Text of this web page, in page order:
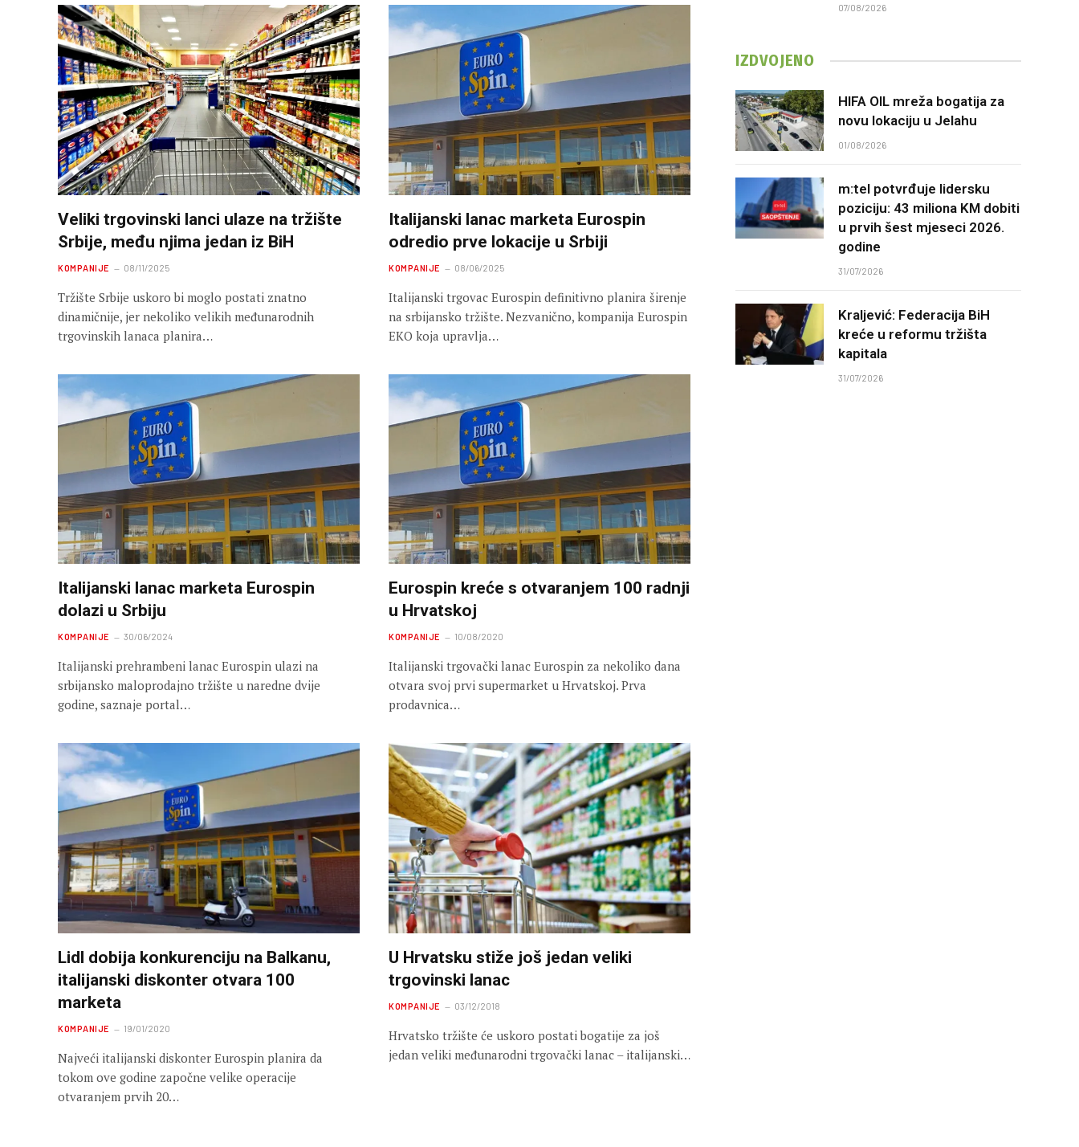
Veliki trgovinski lanci ulaze na tržište
Srbije, među njima jedan iz BiH
KOMPANIJE 08/11/2025
Tržište Srbije uskoro bi moglo postati znatno
dinamičnije, jer nekoliko velikih međunarodnih
trgovinskih lanaca planira…
Italijanski lanac marketa Eurospin
odredio prve lokacije u Srbiji
KOMPANIJE 08/06/2025
Italijanski trgovac Eurospin definitivno planira širenje
na srbijansko tržište. Nezvanično, kompanija Eurospin
EKO koja upravlja…
Italijanski lanac marketa Eurospin
dolazi u Srbiju
KOMPANIJE 30/06/2024
Italijanski prehrambeni lanac Eurospin ulazi na
srbijansko maloprodajno tržište u naredne dvije
godine, saznaje portal…
Eurospin kreće s otvaranjem 100 radnji
u Hrvatskoj
KOMPANIJE 10/08/2020
Italijanski trgovački lanac Eurospin za nekoliko dana
otvara svoj prvi supermarket u Hrvatskoj. Prva
prodavnica…
Lidl dobija konkurenciju na Balkanu,
italijanski diskonter otvara 100
marketa
KOMPANIJE 19/01/2020
Najveći italijanski diskonter Eurospin planira da
tokom ove godine započne velike operacije
otvaranjem prvih 20…
U Hrvatsku stiže još jedan veliki
trgovinski lanac
KOMPANIJE 03/12/2018
Hrvatsko tržište će uskoro postati bogatije za još
jedan veliki međunarodni trgovački lanac – italijanski…
07/08/2026
IZDVOJENO
HIFA OIL mreža bogatija za
novu lokaciju u Jelahu
01/08/2026
m:tel potvrđuje lidersku
poziciju: 43 miliona KM dobiti
u prvih šest mjeseci 2026.
godine
31/07/2026
Kraljević: Federacija BiH
kreće u reformu tržišta
kapitala
31/07/2026